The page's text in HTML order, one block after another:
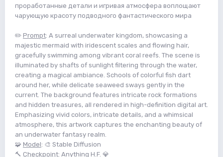
проработанные детали и игривая атмосфера воплощают
чарующую красоту подводного фантастического мира
✏️ Prompt: A surreal underwater kingdom, showcasing a
majestic mermaid with iridescent scales and flowing hair,
gracefully swimming among vibrant coral reefs. The scene is
illuminated by shafts of sunlight filtering through the water,
creating a magical ambiance. Schools of colorful fish dart
around her, while delicate seaweed sways gently in the
current. The background features intricate rock formations
and hidden treasures, all rendered in high-definition digital art.
Emphasizing vivid colors, intricate details, and a whimsical
atmosphere, this artwork captures the enchanting beauty of
an underwater fantasy realm.
🧩 Model: 🎨 Stable Diffusion
🔨 Checkpoint: Anything H.F. 💎